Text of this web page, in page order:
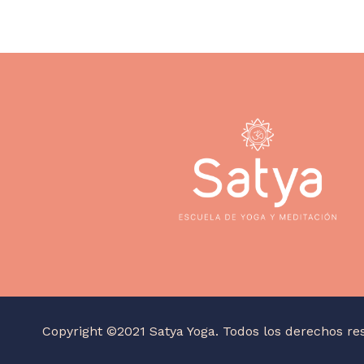
Copyright ©2021 Satya Yoga. Todos los derechos